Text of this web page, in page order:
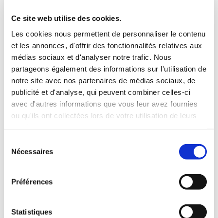
Ce site web utilise des cookies.
Les cookies nous permettent de personnaliser le contenu
et les annonces, d'offrir des fonctionnalités relatives aux
médias sociaux et d'analyser notre trafic. Nous
partageons également des informations sur l'utilisation de
notre site avec nos partenaires de médias sociaux, de
publicité et d'analyse, qui peuvent combiner celles-ci
avec d'autres informations que vous leur avez fournies
ou qu'ils ont collectées lors de votre utilisation de leurs
Nécessaires
Préférences
Statistiques
L’équipe de développement vous invite ensuite à
entrer dans l’Histoire de Street Fighter en créant
votre propre tenue pour ce cinquième épisode ! À
partir de maintenant et jusqu’au 21 juillet, vous
pouvez en effet soumettre votre création de
costume pour n’importe lequel des 40
personnages de la Champion Edition. Deux
gagnants seront sélectionnés et leurs designs
intégrés au jeu.
Pour participer, rendez-vous sur la page web
officielle en cliquant
https://game.capcom.com/cfn/sfv/coscon#fr